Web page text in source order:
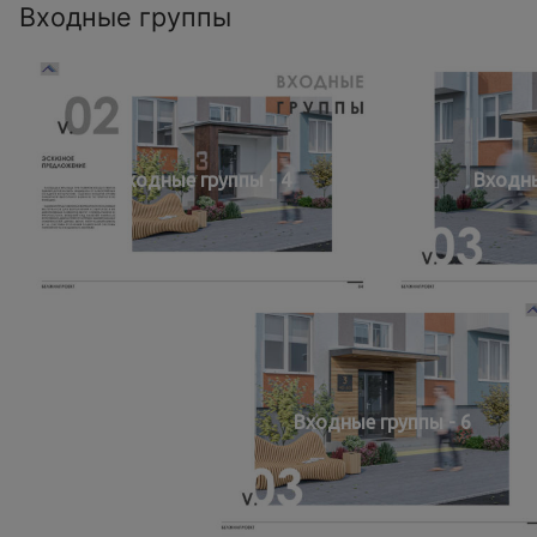
Входные группы
Входные группы - 4
Входные группы - 6